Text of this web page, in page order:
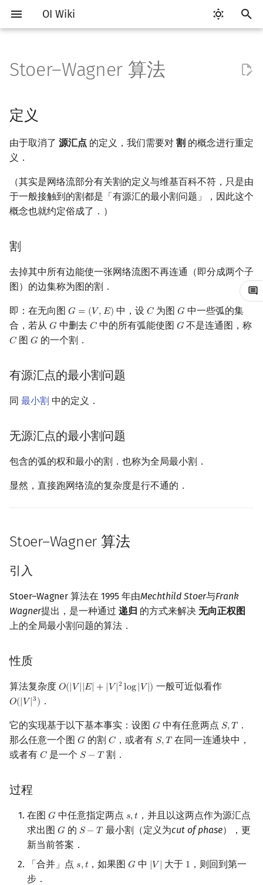
OI Wiki
始
搜
Getting Started
关于本项目
如何参与
OI Wiki 不是什么
格式手册
F.A.Q.
镜像站列表
致谢
比赛相关简介
赛事
OI 赛事与赛制
题型
题型概述
学习路线
学习资源
读入、输出优化
常见错误
出题
工具软件简介
代码编辑工具
Vim
VS Code
Eclipse
CLion
CP Editor
Code::Blocks
评测工具
评测工具简介
Cena
Lemon
命令行
命令行编译与调试
WSL (Windows 10)
Special Judge
Testlib
Testlib 简介
Generator
Interactor
Polygon
OJ 工具
LaTeX 入门
语言基础简介
C++ 基础
Hello, World!
变量
流程控制语句
C++ 标准库
C++ 标准库简介
STL 算法
string
C++ 进阶
类
值类别
引用
pb_ds
C++ 与其他常用语言的区别
Python 速成
Java 速成
Java 进阶
算法基础简介
复杂度
复杂度简介
枚举
模拟
递归 & 分治
排序
排序简介
冒泡排序
计数排序
堆排序
排序相关 STL
排序应用
前缀和 & 差分
二分
倍增
构造
搜索部分简介
DFS（搜索）
BFS（搜索）
双向搜索
启发式搜索
迭代加深搜索
IDA*
回溯法
Dancing Links
Alpha–Beta 剪枝
优化
动态规划部分简介
动态规划基础
记忆化搜索
背包 DP
区间 DP
树形 DP
状压 DP
数位 DP
插头 DP
计数 DP
动态 DP
DP 套 DP
DP 优化
DP 优化简介
斜率优化
Slope Trick 优化
字符串部分简介
字符串基础
标准库
字符串匹配
字符串哈希
前缀函数与 KMP 算法
Boyer–Moore 算法
Z 函数（扩展 KMP）
AC 自动机
后缀数组 (SA)
后缀数组简介
后缀自动机 (SAM)
广义后缀自动机
后缀树
回文树
序列自动机
最小表示法
Lyndon 分解
Main–Lorentz 算法
数学部分简介
布尔代数
数字系统
数字系统简介
平衡三进制
位操作
二进制集合操作
快速幂
置换和排列
弧度制与坐标系
复数
数论
数论基础
素数
欧拉函数
裴蜀定理 & 一次不定方程
费马小定理 & 欧拉定理
阶乘取模
卢卡斯定理
离散对数
狄利克雷卷积
杜教筛
洲阁筛
类欧几里德算法
多项式与生成函数
多项式与生成函数简介
快速傅里叶变换
快速沃尔什变换
多项式多点求值|快速插值
多项式初等函数
形式幂级数复合|复合逆
普通生成函数
排列组合
容斥原理
错位排列
伯努利数
Pólya 计数
图论计数
线性代数
线性代数简介
内积和外积
初等变换
线性映射
线性规划
线性规划基础
基本概念
环论
Schreier–Sims 算法
概率论
基本概念
随机变量
概率不等式
博弈论
博弈论简介
零和游戏
数值算法
插值
高斯消元
序理论
杨氏矩阵
拟阵
数据结构部分简介
栈
队列
链表
哈希表
并查集
堆
堆简介
配对堆
块状数据结构
分块思想
块状链表
Sqrt Tree
单调栈
单调队列
ST 表
树状数组
线段树基础
李超线段树
区间最值操作 & 区间历史
划分树
二叉搜索树 & 平衡树
二叉搜索树 & 平衡树
Splay 树
替罪羊树
红黑树
可持久化数据结构
可持久化数据结构简介
可持久化块状数组
可持久化字典树
树套树
线段树套线段树
线段树套平衡树
分块套树状数组
K-D Tree
动态树
Link Cut Tree
Euler Tour Tree
析合树
PQ 树
霍夫曼树
树基础
树的直径
树的中心
树的重心
最近公共祖先
树上启发式合并
虚树
树分治
动态树分治
AHU 算法
树哈希
最短路
差分约束
k 短路
同余最短路
最小生成树
最小树形图
最小直径生成树
强连通分量
双连通分量
割点和桥
圆方树
点/边连通度
定义
割
有源汇点的最小割问题
Stoer–Wagner 算法
性质
过程
S-T 最小割的求法
证明
复杂度分析与优化
图匹配
二分图最大匹配
二分图最大权匹配
一般图最大匹配
一般图最大权匹配
计算几何部分简介
二维计算几何基础
三维计算几何基础
距离
Pick 定理
凸包
扫描线
旋转卡壳
半平面交
平面最近点对
随机增量法
计算几何杂项
杂项简介
离散化
双指针
离线算法
离线算法简介
整体二分
分数规划
随机函数
爬山算法
悬线法
有限状态自动机
计算理论基础
字节顺序
约瑟夫问题
表达式求值
主元素问题
Garsia–Wachs 算法
Kahan 求和
珂朵莉树/颜色段均摊
空间优化简介
RMQ
并查集应用
括号序列
线段树与离线询问
Stoer–Wagner 算法
定义
由于取消了 源汇点 的定义，我们需要对 割 的概念进行重定
义．
（其实是网络流部分有关割的定义与维基百科不符，只是由
于一般接触到的割都是「有源汇的最小割问题」，因此这个
概念也就约定俗成了．）
割
去掉其中所有边能使一张网络流图不再连通（即分成两个子
图）的边集称为图的割．
即：在无向图 𝐺 = (𝑉,𝐸)
G= (V E) 中，设 𝐶
C 为图𝐺
G 中一些弧的集
合，若从 𝐺
G 中删去 𝐶
C中的所有弧能使图 𝐺
G 不是连通图，称
𝐶
C 图𝐺
G 的一个割．
有源汇点的最小割问题
同 最小割 中的定义．
无源汇点的最小割问题
包含的弧的权和最小的割．也称为全局最小割．
显然，直接跑网络流的复杂度是行不通的．
Stoer–Wagner 算法
引入
Stoer–Wagner 算法在 1995 年由Mechthild Stoer与Frank
Wagner提出，是一种通过 递归 的方式来解决 无向正权图
上的全局最小割问题的算法．
性质
算法复杂度 𝑂(|𝑉||𝐸| + |𝑉|2 log|𝑉|)
O(| V| E| +|V 2 log|V ) 一般可近似看作
𝑂(|𝑉|3)
O(| V| 3) ．
它的实现基于以下基本事实：设图 𝐺
G 中有任意两点 𝑆,𝑇
S,T ．
那么任意一个图 𝐺
G 的割 𝐶
C，或者有 𝑆,𝑇
S,T 在同一连通块中，
或者有 𝐶
C 是一个 𝑆 −𝑇
S−T 割．
过程
在图 𝐺
G 中任意指定两点 𝑠,𝑡
s,t ，并且以这两点作为源汇点
求出图 𝐺
G 的 𝑆−𝑇
S−T 最小割（定义为cut of phase），更
新当前答案．
「合并」点 𝑠,𝑡
s,t ，如果图𝐺
G 中 |𝑉|
V 大于 1
1 ，则回到第一
步．